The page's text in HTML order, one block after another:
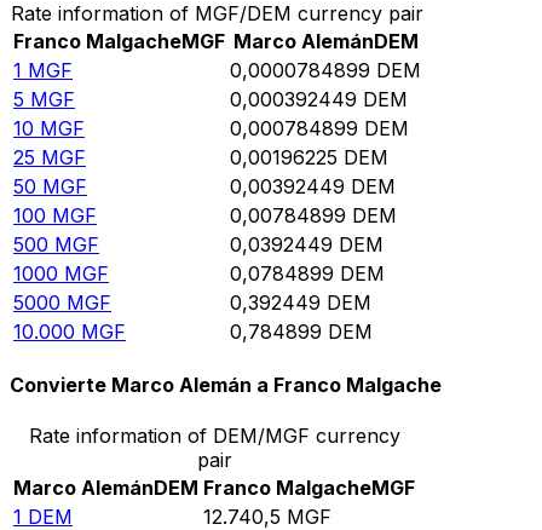
Rate information of MGF/DEM currency pair
Franco MalgacheMGF Marco AlemánDEM
1 MGF 0,0000784899 DEM
5 MGF 0,000392449 DEM
10 MGF 0,000784899 DEM
25 MGF 0,00196225 DEM
50 MGF 0,00392449 DEM
100 MGF 0,00784899 DEM
500 MGF 0,0392449 DEM
1000 MGF 0,0784899 DEM
5000 MGF 0,392449 DEM
10.000 MGF 0,784899 DEM
Convierte Marco Alemán a Franco Malgache
Rate information of DEM/MGF currency
pair
Marco AlemánDEM Franco MalgacheMGF
1 DEM 12.740,5 MGF